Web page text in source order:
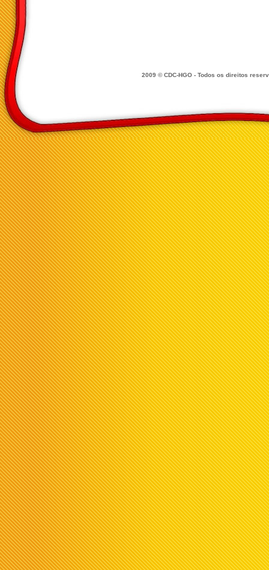
2009 © CDC-HGO - Todos os direitos